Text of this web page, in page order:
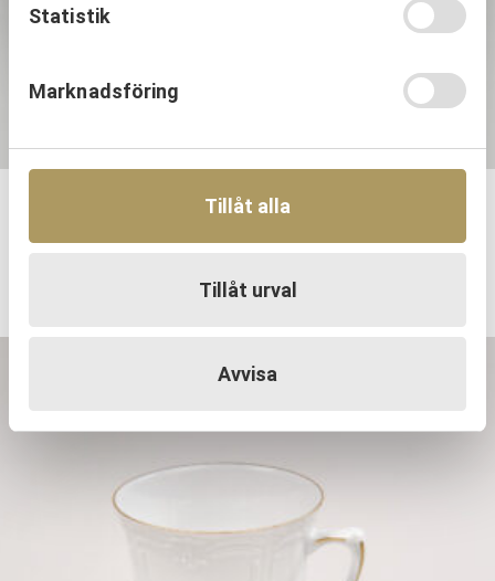
Statistik
Marknadsföring
Tillåt alla
Tillåt urval
Avvisa
Baronesse
999,00kr